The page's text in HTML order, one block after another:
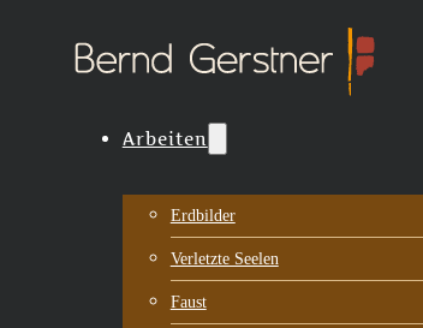
Arbeiten
Erdbilder
Verletzte Seelen
Faust